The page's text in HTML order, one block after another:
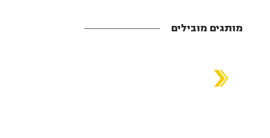
מותגים מובילים